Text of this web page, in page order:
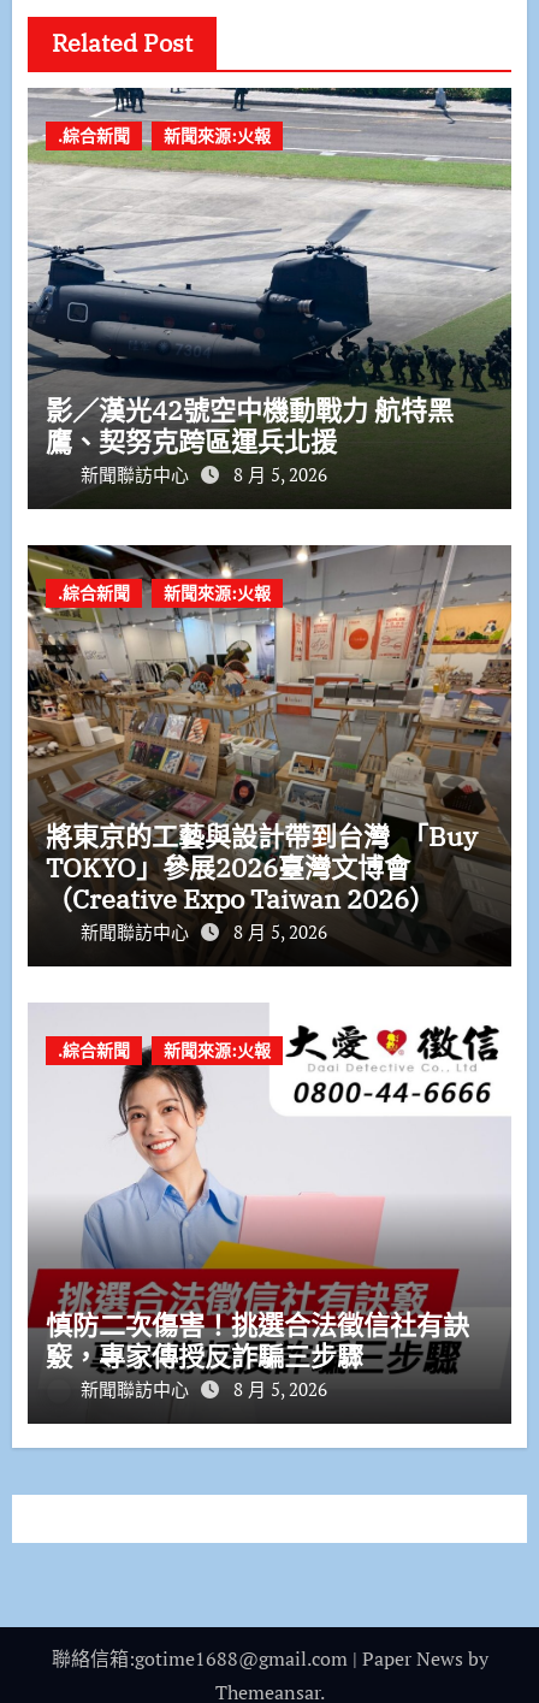
Related Post
.綜合新聞 新聞來源:火報
影／漢光42號空中機動戰力 航特黑
鷹、契努克跨區運兵北援
新聞聯訪中心 8 月 5, 2026
.綜合新聞 新聞來源:火報
將東京的工藝與設計帶到台灣 「Buy
TOKYO」參展2026臺灣文博會
（Creative Expo Taiwan 2026）
新聞聯訪中心 8 月 5, 2026
.綜合新聞 新聞來源:火報
慎防二次傷害！挑選合法徵信社有訣
竅，專家傳授反詐騙三步驟
新聞聯訪中心 8 月 5, 2026
聯絡信箱:gotime1688@gmail.com | Paper News by
Themeansar.